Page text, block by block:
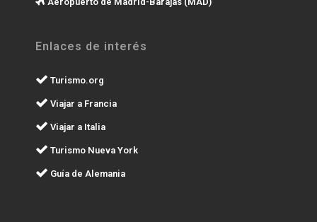
Enlaces de interés
Turismo.org
Viajar a Francia
Viajar a Italia
Turismo Nueva York
Guía de Alemania